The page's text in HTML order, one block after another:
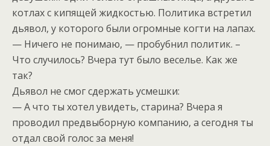
котлах с кипящей жидкостью. Политика встретил
дьявол, у которого были огромные когти на лапах.
— Ничего не понимаю, — пробубнил политик. –
Что случилось? Вчера тут было веселье. Как же
так?
Дьявол не смог сдержать усмешки:
— А что ты хотел увидеть, старина? Вчера я
проводил предвыборную компанию, а сегодня ты
отдал свой голос за меня!